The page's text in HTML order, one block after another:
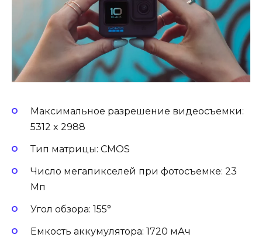
Максимальное разрешение видеосъемки:
5312 x 2988
Тип матрицы: CMOS
Число мегапикселей при фотосъемке: 23
Мп
Угол обзора: 155°
Емкость аккумулятора: 1720 мАч